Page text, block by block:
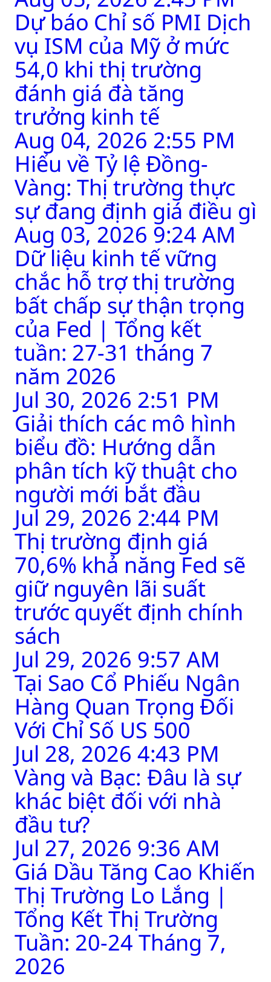
Dự báo Chỉ số PMI Dịch
vụ ISM của Mỹ ở mức
54,0 khi thị trường
đánh giá đà tăng
trưởng kinh tế
Aug 04, 2026 2:55 PM
Hiểu về Tỷ lệ Đồng-
Vàng: Thị trường thực
sự đang định giá điều gì
Aug 03, 2026 9:24 AM
Dữ liệu kinh tế vững
chắc hỗ trợ thị trường
bất chấp sự thận trọng
của Fed | Tổng kết
tuần: 27-31 tháng 7
năm 2026
Jul 30, 2026 2:51 PM
Giải thích các mô hình
biểu đồ: Hướng dẫn
phân tích kỹ thuật cho
người mới bắt đầu
Jul 29, 2026 2:44 PM
Thị trường định giá
70,6% khả năng Fed sẽ
giữ nguyên lãi suất
trước quyết định chính
sách
Jul 29, 2026 9:57 AM
Tại Sao Cổ Phiếu Ngân
Hàng Quan Trọng Đối
Với Chỉ Số US 500
Jul 28, 2026 4:43 PM
Vàng và Bạc: Đâu là sự
khác biệt đối với nhà
đầu tư?
Jul 27, 2026 9:36 AM
Giá Dầu Tăng Cao Khiến
Thị Trường Lo Lắng |
Tổng Kết Thị Trường
Tuần: 20-24 Tháng 7,
2026